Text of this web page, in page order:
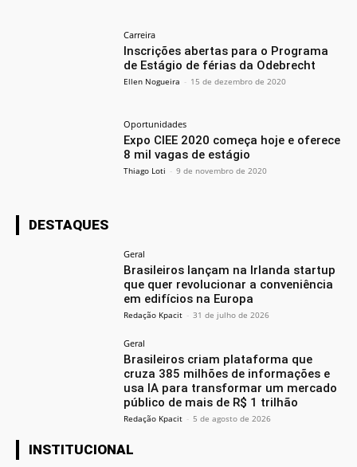
Carreira
Inscrições abertas para o Programa
de Estágio de férias da Odebrecht
Ellen Nogueira - 15 de dezembro de 2020
Oportunidades
Expo CIEE 2020 começa hoje e oferece
8 mil vagas de estágio
Thiago Loti - 9 de novembro de 2020
DESTAQUES
Geral
Brasileiros lançam na Irlanda startup
que quer revolucionar a conveniência
em edifícios na Europa
Redação Kpacit - 31 de julho de 2026
Geral
Brasileiros criam plataforma que
cruza 385 milhões de informações e
usa IA para transformar um mercado
público de mais de R$ 1 trilhão
Redação Kpacit - 5 de agosto de 2026
INSTITUCIONAL